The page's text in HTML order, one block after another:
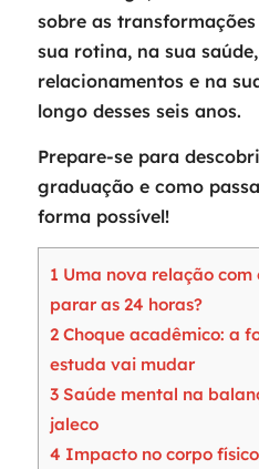
sobre as
sua rotina, na sua
relacionamentos e na
longo desses seis anos.
Prepare-se para
graduação e como
forma possível!
1 Uma nova relação
parar as 24 horas?
2Choque acadêmico: a
estuda vai mudar
3Saúde mental na
jaleco
4 Impacto no corpo